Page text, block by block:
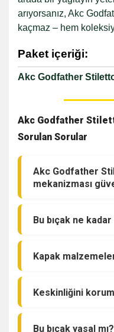
arıyorsanız, Akc
kaçmaz – hem
Paket içeriği:
Akc Godfather
Akc Godfather
Sorulan Sorular
Akc Godfather
mekanizması
Bu bıçak ne kadar
Kapak
Keskinliğini
Bu bıçak yasal mı?